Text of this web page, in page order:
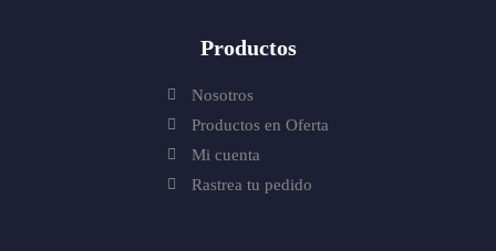
Productos
Nosotros
Productos en Oferta
Mi cuenta
Rastrea tu pedido